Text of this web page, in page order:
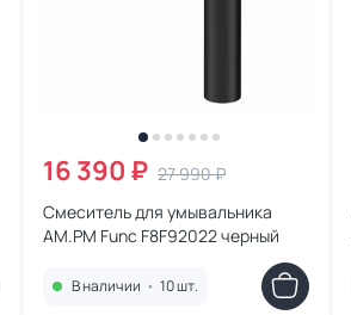
16 390 ₽ 27 990 ₽
Смеситель для умывальника
AM.PM Func F8F92022 черный
В наличии • 10 шт.